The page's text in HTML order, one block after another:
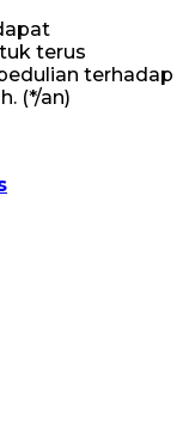
terus
terhadap
(*/an)